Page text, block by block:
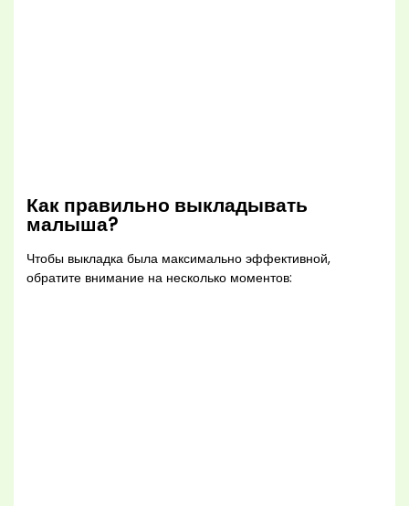
Как правильно выкладывать
малыша?
Чтобы выкладка была максимально эффективной,
обратите внимание на несколько моментов: